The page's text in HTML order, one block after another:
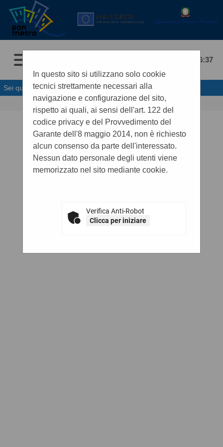
06/08/2026 06:37
Sei qui: Home» Informazioni» News
In questo sito si utilizzano solo cookie
tecnici strettamente necessari alla
navigazione e configurazione del sito,
rispetto ai quali, ai sensi dell'art. 122 del
codice privacy e del Provvedimento del
Garante dell'8 maggio 2014, non è richiesto
alcun consenso da parte dell'interessato.
Nessun dato personale degli utenti viene
memorizzato nel sito mediante cookie.
Verifica Anti-Robot
Clicca per iniziare
.